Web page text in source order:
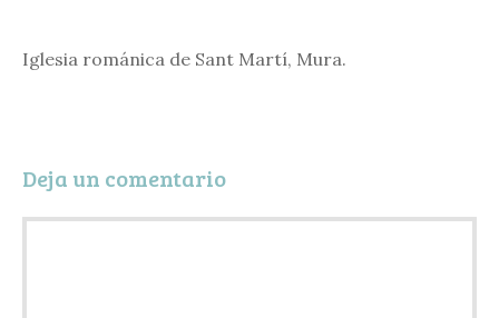
Iglesia románica de Sant Martí, Mura.
Deja un comentario